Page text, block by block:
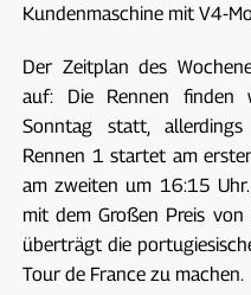
Kundenmaschine mit V4-
Der Zeitplan des
auf: Die Rennen finden
Sonntag statt,
Rennen 1 startet am
am zweiten um 16:15
mit dem Großen Preis
überträgt die
Tour de France zu machen.